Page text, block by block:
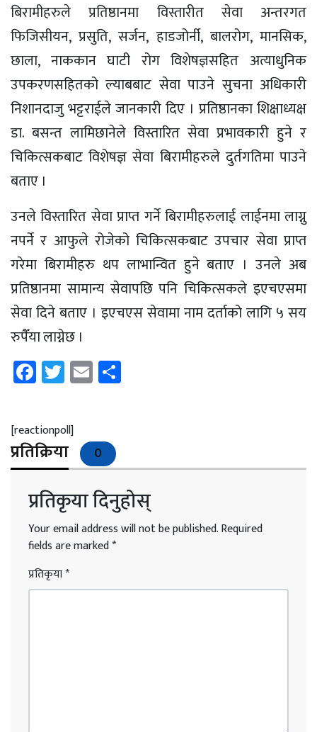
बिरामीहरुले प्रतिष्ठानमा विस्तारीत सेवा अन्तरगत
फिजिसीयन, प्रसुति, सर्जन, हाडजोर्नी, बालरोग, मानसिक,
छाला, नाककान घाटी रोग विशेषज्ञसहित अत्याधुनिक
उपकरणसहितको ल्याबबाट सेवा पाउने सुचना अधिकारी
निशानदाजु भट्टराईले जानकारी दिए । प्रतिष्ठानका शिक्षाध्यक्ष
डा. बसन्त लामिछानेले विस्तारित सेवा प्रभावकारी हुने र
चिकित्सकबाट विशेषज्ञ सेवा बिरामीहरुले दुर्तगतिमा पाउने
बताए ।
उनले विस्तारित सेवा प्राप्त गर्ने बिरामीहरुलाई लाईनमा लाग्नु
नपर्ने र आफुले रोजेको चिकित्सकबाट उपचार सेवा प्राप्त
गरेमा बिरामीहरु थप लाभान्वित हुने बताए । उनले अब
प्रतिष्ठानमा सामान्य सेवापछि पनि चिकित्सकले इएचएसमा
सेवा दिने बताए । इएचएस सेवामा नाम दर्ताको लागि ५ सय
रुपैँया लाग्नेछ ।
Facebook
Twitter
Email
[reactionpoll]
प्रतिक्रिया 0
प्रतिकृया दिनुहोस्
Your email address will not be published.Required
fields are marked*
प्रतिकृया*